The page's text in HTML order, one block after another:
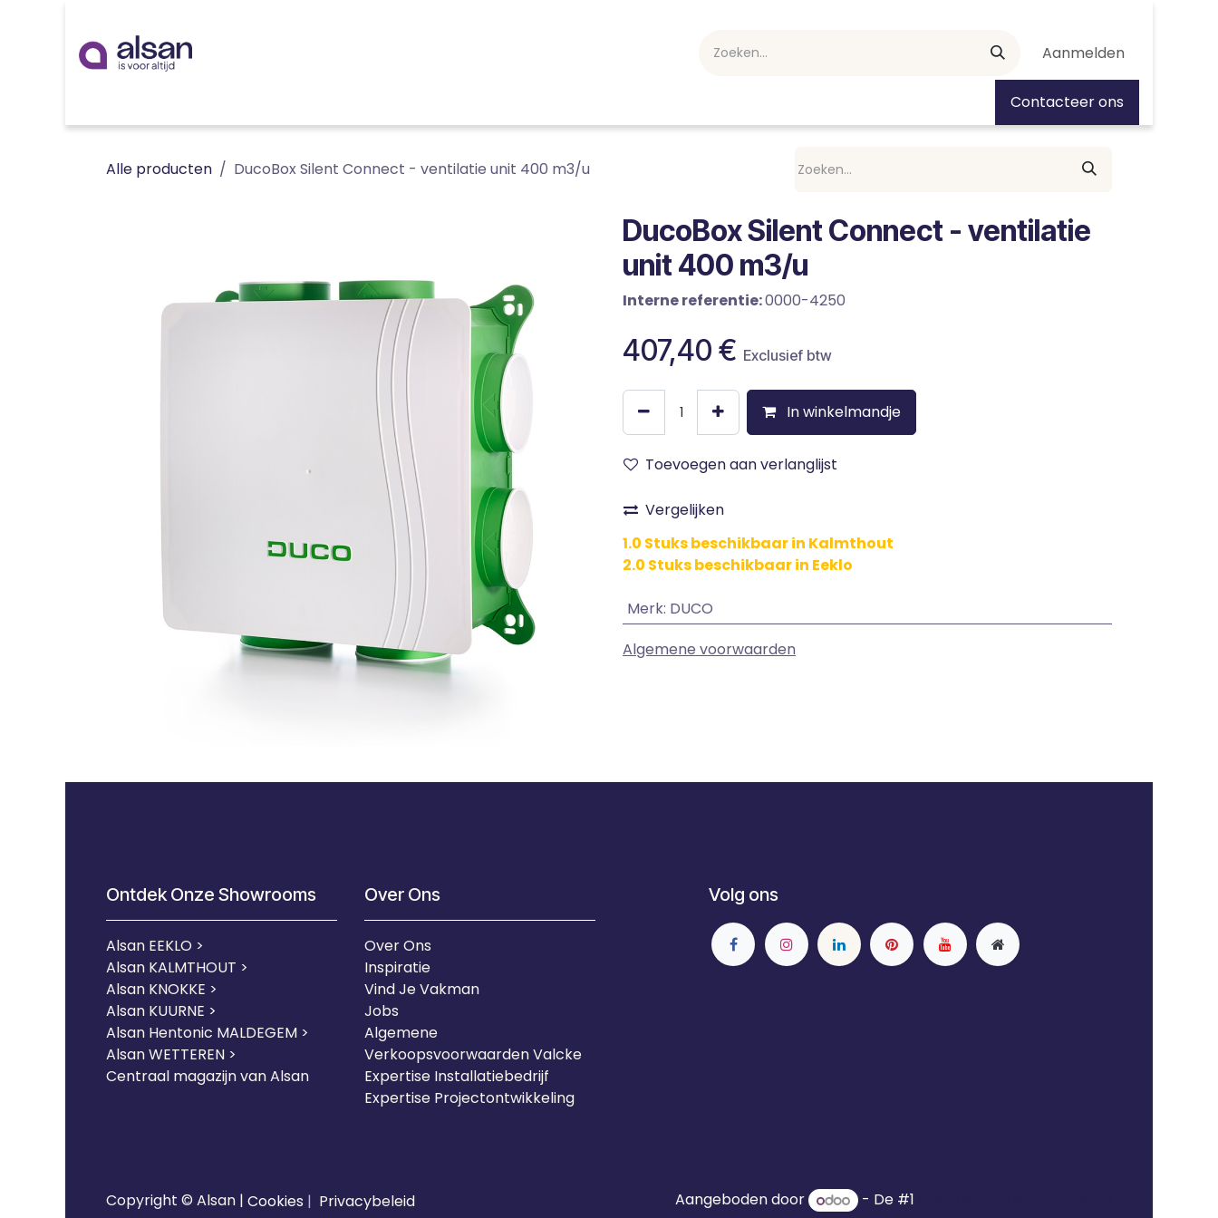
Aanmelden
Contacteer ons
Alle producten DucoBox Silent Connect - ventilatie unit 400 m3/u
DucoBox Silent Connect - ventilatie
unit 400 m3/u
Interne referentie:0000-4250
407,40 € Exclusief btw
In winkelmandje
Toevoegen aan verlanglijst
Vergelijken
1.0 Stuks beschikbaar in Kalmthout
2.0 Stuks beschikbaar in Eeklo
Merk: DUCO
Algemene voorwaarden
Ontdek Onze Showrooms
Alsan EEKLO >
Alsan KALMTHOUT >
Alsan KNOKKE >
Alsan KUURNE >
Alsan Hentonic MALDEGEM >
Alsan WETTEREN >
Centraal magazijn van Alsan
Over Ons
Over Ons
Inspiratie
Vind Je Vakman
Jobs
Algemene
Verkoopsvoorwaarden Valcke
Expertise Installatiebedrijf
Expertise Projectontwikkeling
Volg ons
Copyright © Alsan | Cookies | Privacybeleid Aangeboden door - De #1